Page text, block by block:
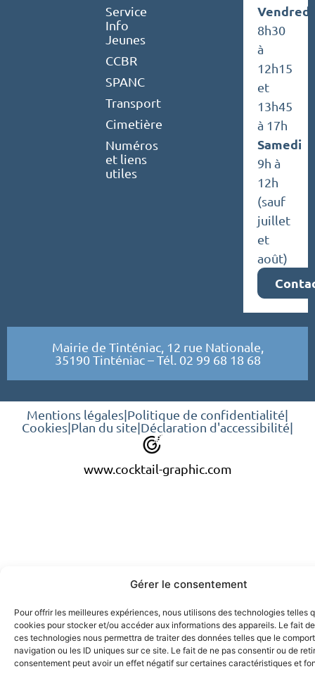
Gérer le consentement
Pour offrir les meilleures expériences, nous utilisons des technologies telles
cookies pour stocker et/ou accéder aux informations des appareils. Le fait
ces technologies nous permettra de traiter des données telles que le
navigation ou les ID uniques sur ce site. Le fait de ne pas consentir ou de
consentement peut avoir un effet négatif sur certaines caractéristiques et
Service
Info
Jeunes
CCBR
SPANC
Transport
Cimetière
Numéros
et liens
utiles
Vendredi
8h30
à
12h15
et
13h45
à 17h
Samedi
9h à
12h
(sauf
juillet
et
août)
Mairie de Tinténiac, 12 rue Nationale,
35190 Tinténiac – Tél. 02 99 68 18 68
Mentions légales|Politique de confidentialité|
Cookies|Plan du site|Déclaration d'accessibilité|
www.cocktail-graphic.com